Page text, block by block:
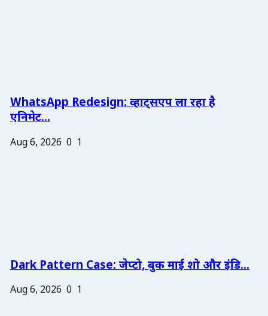
WhatsApp Redesign: व्हाट्सएप ला रहा है
एनिमेट...
Aug 6, 2026 0 1
Dark Pattern Case: जेप्टो, बुक माई शो और इंडि...
Aug 6, 2026 0 1